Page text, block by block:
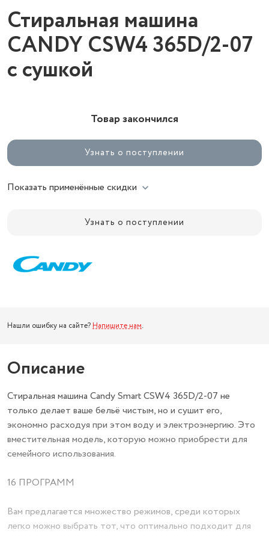
Стиральная машина
CANDY CSW4 365D/2-07
с сушкой
Товар закончился
Узнать о поступлении
Показать применённые скидки
Узнать о поступлении
Нашли ошибку на сайте? Напишите нам.
Описание
Стиральная машина Candy Smart CSW4 365D/2-07 не
только делает ваше бельё чистым, но и сушит его,
экономно расходуя при этом воду и электроэнергию. Это
вместительная модель, которую можно приобрести для
семейного использования.
16 ПРОГРАММ
Вам предлагается множество режимов, среди которых
легко можно выбрать тот, что оптимально подходит для